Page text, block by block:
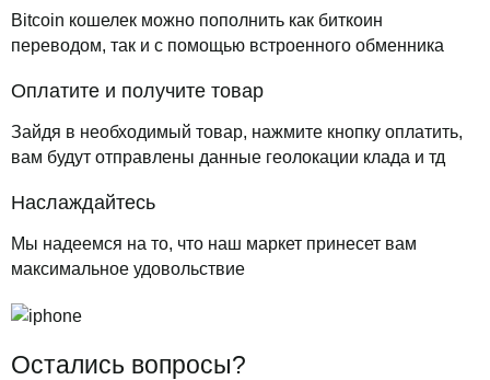
Bitcoin кошелек можно пополнить как биткоин
переводом, так и с помощью встроенного обменника
Оплатите и получите товар
Зайдя в необходимый товар, нажмите кнопку оплатить,
вам будут отправлены данные геолокации клада и тд
Наслаждайтесь
Мы надеемся на то, что наш маркет принесет вам
максимальное удовольствие
Остались вопросы?